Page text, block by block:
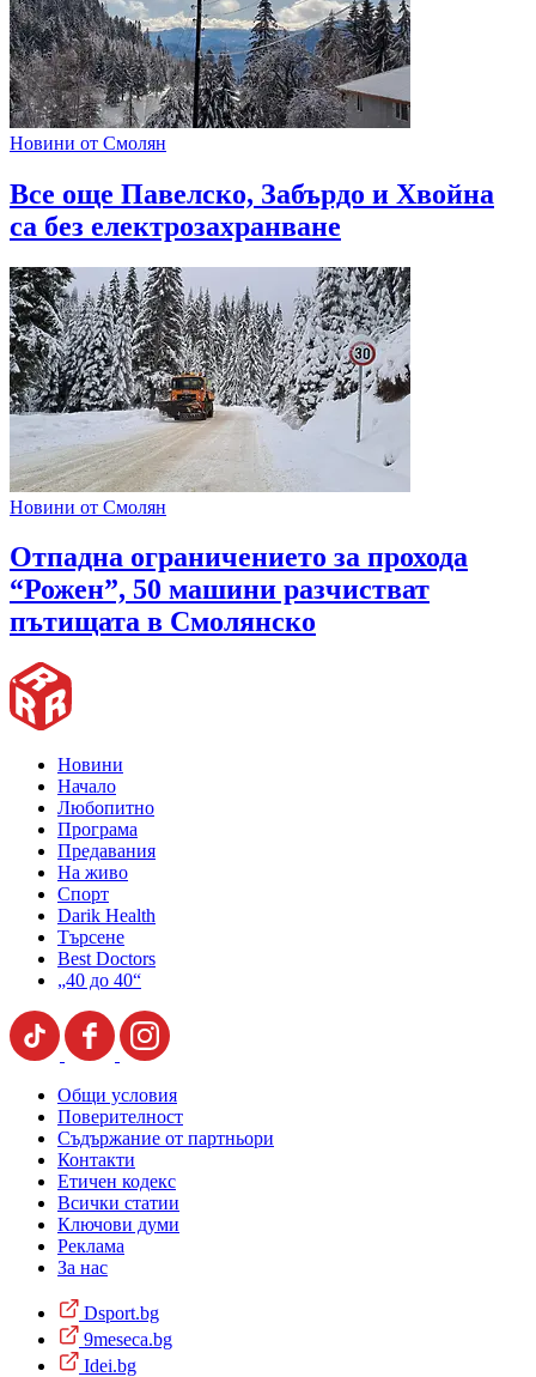
Новини от Смолян
Все още Павелско, Забърдо и Хвойна
са без електрозахранване
Новини от Смолян
Отпадна ограничението за прохода
“Рожен”, 50 машини разчистват
пътищата в Смолянско
Новини
Начало
Любопитно
Програма
Предавания
На живо
Спорт
Darik Health
Търсене
Best Doctors
„40 до 40“
Общи условия
Поверителност
Съдържание от партньори
Контакти
Етичен кодекс
Всички статии
Ключови думи
Реклама
За нас
Dsport.bg
9meseca.bg
Idei.bg